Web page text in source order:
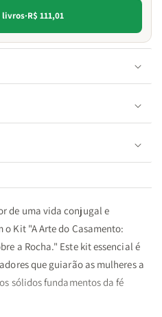
livros·R$ 111,01
de uma vida conjugal e
Kit "A Arte do Casamento:
a Rocha." Este kit essencial é
que guiarão as mulheres a
sólidos fundamentos da fé